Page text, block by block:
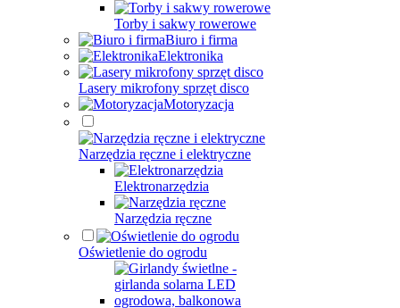
Torby i sakwy rowerowe
Biuro i firma
Elektronika
Lasery mikrofony sprzęt disco
Motoryzacja
Narzędzia ręczne i elektryczne
Elektronarzędzia
Narzędzia ręczne
Oświetlenie do ogrodu